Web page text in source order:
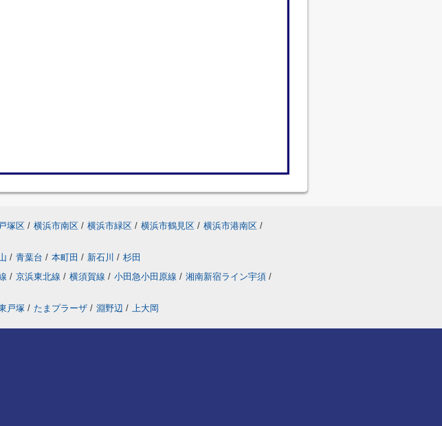
塚区 / 横浜市南区 / 横浜市緑区 / 横浜市鶴見区 / 横浜市港南区 /
/ 青葉台 / 本町田 / 新石川 / 杉田
/ 京浜東北線 / 横須賀線 / 小田急小田原線 / 湘南新宿ライン宇須 /
戸塚 / たまプラーザ / 淵野辺 / 上大岡